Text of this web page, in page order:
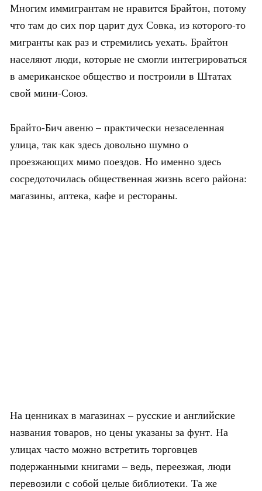
Многим иммигрантам не нравится Брайтон, потому
что там до сих пор царит дух Совка, из которого-то
мигранты как раз и стремились уехать. Брайтон
населяют люди, которые не смогли интегрироваться
в американское общество и построили в Штатах
свой мини-Союз.
Брайто-Бич авеню – практически незаселенная
улица, так как здесь довольно шумно о
проезжающих мимо поездов. Но именно здесь
сосредоточилась общественная жизнь всего района:
магазины, аптека, кафе и рестораны.
На ценниках в магазинах – русские и английские
названия товаров, но цены указаны за фунт. На
улицах часто можно встретить торговцев
подержанными книгами – ведь, переезжая, люди
перевозили с собой целые библиотеки. Та же